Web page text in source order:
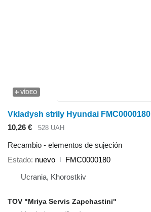
VÍDEO
Vkladysh strily Hyundai FMC0000180
10,26 €
528 UAH
Recambio - elementos de sujeción
Estado nuevo
FMC0000180
Ucrania, Khorostkiv
TOV "Mriya Servis Zapchastini"